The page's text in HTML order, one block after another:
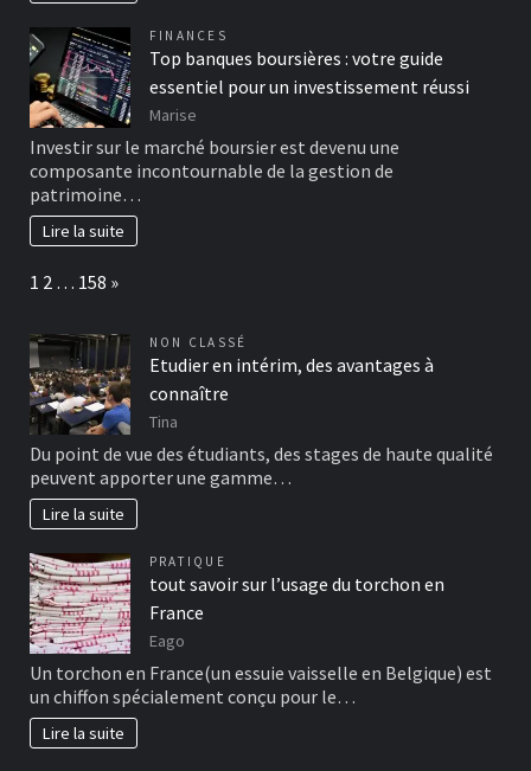
FINANCES
Top banques boursières : votre guide
essentiel pour un investissement réussi
Marise
Investir sur le marché boursier est devenu une
composante incontournable de la gestion de
patrimoine…
Lire la suite
Page:
1 2 … 158 Next
»
NON CLASSÉ
Etudier en intérim, des avantages à
connaître
Tina
Du point de vue des étudiants, des stages de haute qualité
peuvent apporter une gamme…
Lire la suite
PRATIQUE
tout savoir sur l’usage du torchon en
France
Eago
Un torchon en France(un essuie vaisselle en Belgique) est
un chiffon spécialement conçu pour le…
Lire la suite